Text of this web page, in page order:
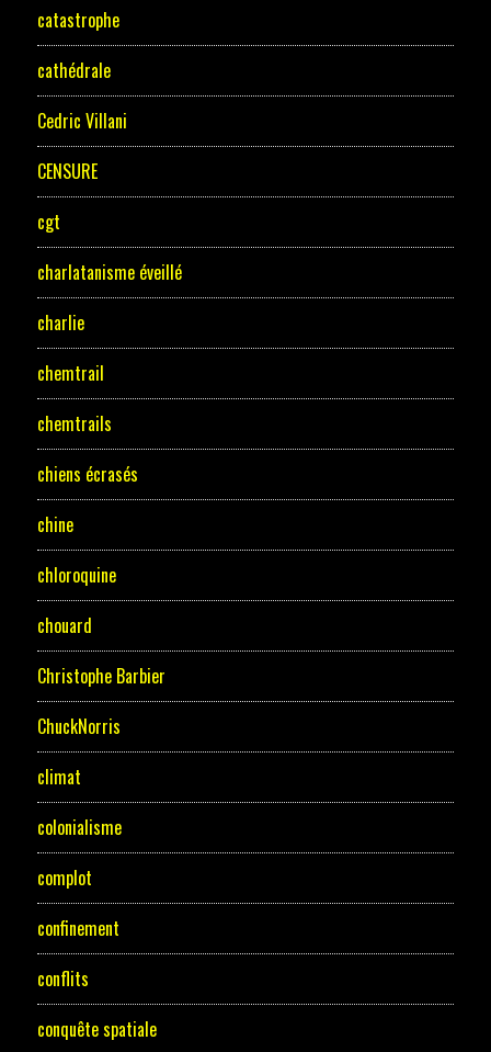
catastrophe
cathédrale
Cedric Villani
CENSURE
cgt
charlatanisme éveillé
charlie
chemtrail
chemtrails
chiens écrasés
chine
chloroquine
chouard
Christophe Barbier
ChuckNorris
climat
colonialisme
complot
confinement
conflits
conquête spatiale